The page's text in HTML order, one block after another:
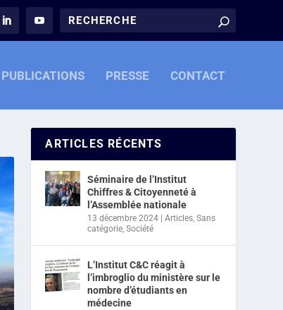
PUBLICATIONS PRESSE CONTACT
ARTICLES RÉCENTS
Séminaire de l’Institut
Chiffres & Citoyenneté à
l’Assemblée nationale
13 décembre 2024 |Articles,Sans
catégorie,Société
L’Institut C&C réagit à
l’imbroglio du ministère sur le
nombre d’étudiants en
médecine